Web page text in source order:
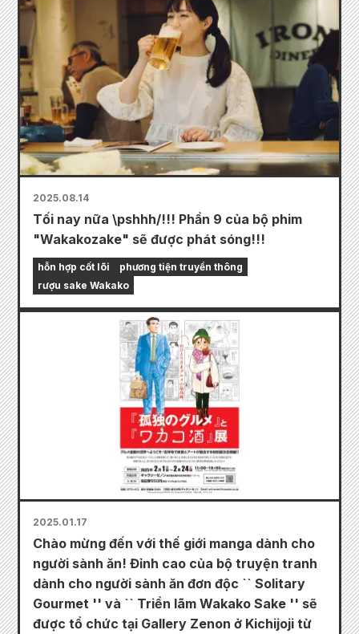
2025.08.14
Tối nay nữa \pshhh/!!! Phần 9 của bộ phim
"Wakakozake" sẽ được phát sóng!!!
hỗn hợp cốt lõi
phương tiện truyền thông
rượu sake Wakako
2025.01.17
Chào mừng đến với thế giới manga dành cho
người sành ăn! Đỉnh cao của bộ truyện tranh
dành cho người sành ăn đơn độc `` Solitary
Gourmet '' và `` Triển lãm Wakako Sake '' sẽ
được tổ chức tại Gallery Zenon ở Kichijoji từ